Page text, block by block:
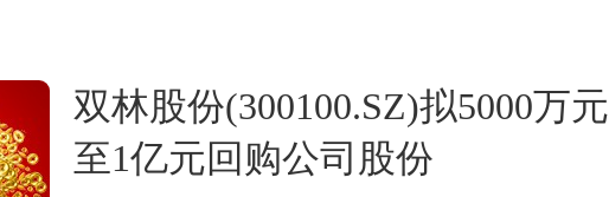
双林股份(300100.SZ)拟5000万元
至1亿元回购公司股份